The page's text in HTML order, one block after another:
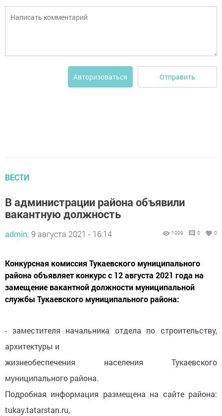
Авторизоваться Отправить
ВЕСТИ
В администрации района объявили
вакантную должность
admin, 9 августа 2021 - 16:14 1009 0 0
Конкурсная комиссия Тукаевского муниципального
района объявляет конкурс с 12 августа 2021 года на
замещение вакантной должности муниципальной
службы Тукаевского муниципального района:
- заместителя начальника отдела по строительству,
архитектуры и
жизнеобеспечения населения Тукаевского
муниципального района.
Подробная информация размещена на сайте района:
tukay.tatarstan.ru,